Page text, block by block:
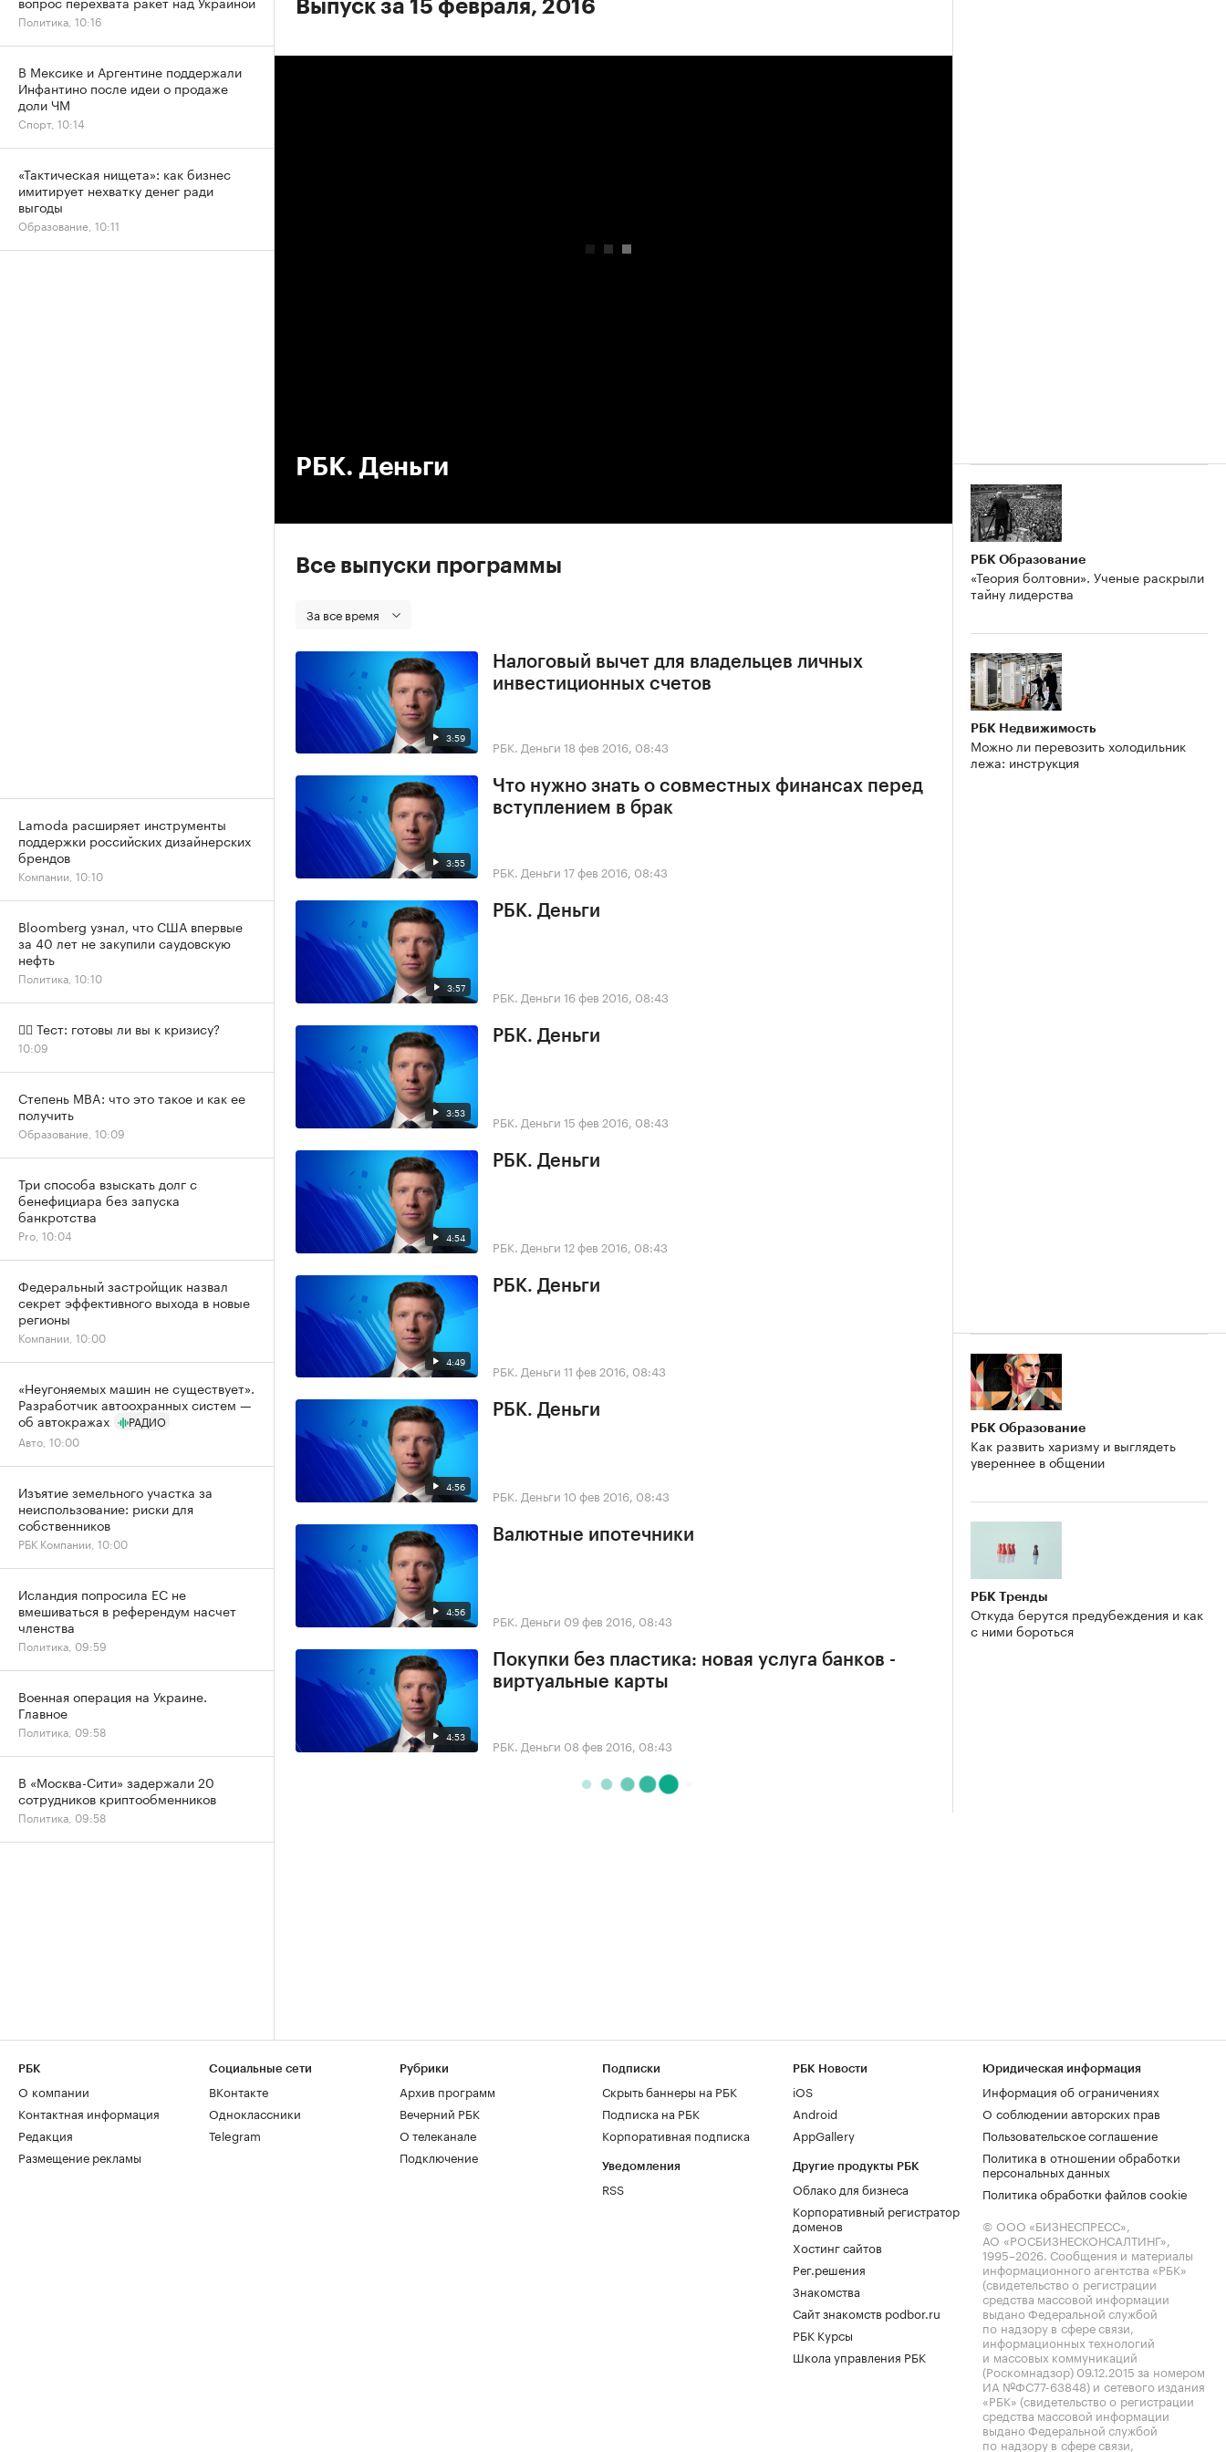
Выпуск за 15 февраля, 2016
РБК. Деньги
Все выпуски программы
За все время
3:59
Налоговый вычет для владельцев личных
инвестиционных счетов
РБК. Деньги 18 фев 2016, 08:43
3:55
Что нужно знать о совместных финансах перед
вступлением в брак
РБК. Деньги 17 фев 2016, 08:43
3:57
РБК. Деньги
РБК. Деньги 16 фев 2016, 08:43
3:53
РБК. Деньги
РБК. Деньги 15 фев 2016, 08:43
4:54
РБК. Деньги
РБК. Деньги 12 фев 2016, 08:43
4:49
РБК. Деньги
РБК. Деньги 11 фев 2016, 08:43
4:56
РБК. Деньги
РБК. Деньги 10 фев 2016, 08:43
4:56
Валютные ипотечники
РБК. Деньги 09 фев 2016, 08:43
4:53
Покупки без пластика: новая услуга банков -
виртуальные карты
РБК. Деньги 08 фев 2016, 08:43
РБК Образование
«Теория болтовни». Ученые раскрыли
тайну лидерства
РБК Недвижимость
Можно ли перевозить холодильник
лежа: инструкция
РБК Образование
Как развить харизму и выглядеть
увереннее в общении
РБК Тренды
Откуда берутся предубеждения и как
с ними бороться
Политика, 10:16
В Мексике и Аргентине поддержали
Инфантино после идеи о продаже
доли ЧМ
Спорт, 10:14
«Тактическая нищета»: как бизнес
имитирует нехватку денег ради
выгоды
Образование, 10:11
Lamoda расширяет инструменты
поддержки российских дизайнерских
брендов
Компании, 10:10
Bloomberg узнал, что США впервые
за 40 лет не закупили саудовскую
нефть
Политика, 10:10
✍🏻 Тест: готовы ли вы к кризису?
10:09
Степень MBA: что это такое и как ее
получить
Образование, 10:09
Три способа взыскать долг с
бенефициара без запуска
банкротства
Pro, 10:04
Федеральный застройщик назвал
секрет эффективного выхода в новые
регионы
Компании, 10:00
«Неугоняемых машин не существует».
Разработчик автоохранных систем —
об автокражах
РАДИО
Авто, 10:00
Изъятие земельного участка за
неиспользование: риски для
собственников
РБК Компании, 10:00
Исландия попросила ЕС не
вмешиваться в референдум насчет
членства
Политика, 09:59
Военная операция на Украине.
Главное
Политика, 09:58
В «Москва-Сити» задержали 20
сотрудников криптообменников
Политика, 09:58
РБК
О компании
Контактная информация
Редакция
Размещение рекламы
Социальные сети
ВКонтакте
Одноклассники
Telegram
Рубрики
Архив программ
Вечерний РБК
О телеканале
Подключение
Подписки
Скрыть баннеры на РБК
Подписка на РБК
Корпоративная подписка
Уведомления
RSS
РБК Новости
iOS
Android
AppGallery
Другие продукты РБК
Облако для бизнеса
Корпоративный регистратор
доменов
Хостинг сайтов
Рег.решения
Знакомства
Сайт знакомств podbor.ru
РБК Курсы
Школа управления РБК
Юридическая информация
Информация об ограничениях
О соблюдении авторских прав
Пользовательское соглашение
Политика в отношении обработки
персональных данных
Политика обработки файлов cookie
© ООО «БИЗНЕСПРЕСС»,
АО «РОСБИЗНЕСКОНСАЛТИНГ»,
1995–2026. Сообщения и материалы
информационного агентства «РБК»
(свидетельство о регистрации
средства массовой информации
выдано Федеральной службой
по надзору в сфере связи,
информационных технологий
и массовых коммуникаций
(Роскомнадзор) 09.12.2015 за номером
ИА №ФС77-63848) и сетевого издания
«РБК» (свидетельство о регистрации
средства массовой информации
выдано Федеральной службой
по надзору в сфере связи,